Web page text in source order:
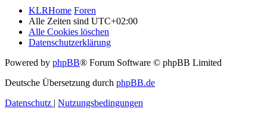
KLRHome Foren
Alle Zeiten sind UTC+02:00
Alle Cookies löschen
Datenschutzerklärung
Powered by phpBB® Forum Software © phpBB Limited
Deutsche Übersetzung durch phpBB.de
Datenschutz | Nutzungsbedingungen